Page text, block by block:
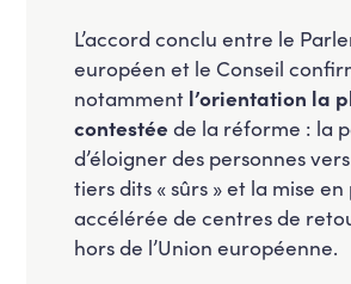
L’accord conclu entre le
européen et le Conseil
notamment l’orientation la
contestée de la réforme : la
d’éloigner des personnes
tiers dits « sûrs » et la mise
accélérée de centres de
hors de l’Union européenne.